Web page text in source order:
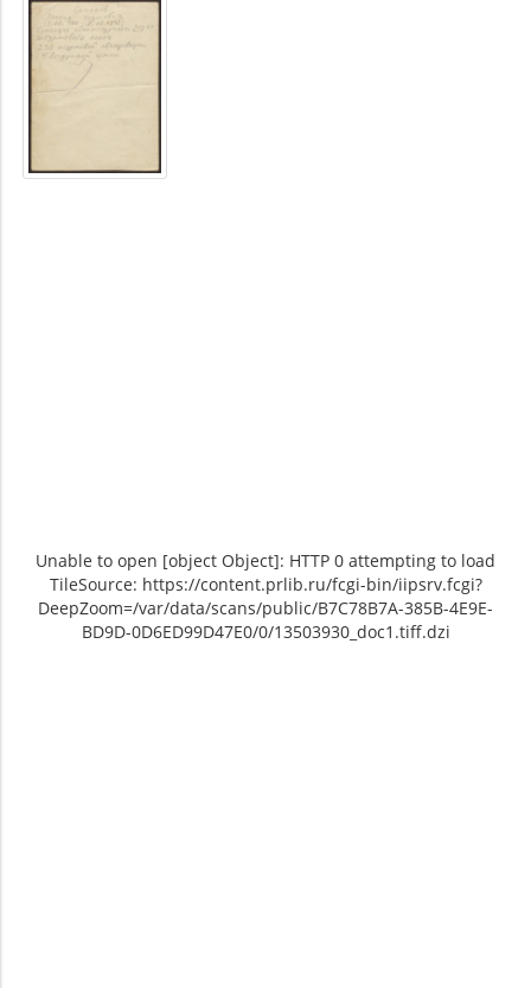
Unable to open [object Object]: HTTP 0 attempting to load
TileSource: https://content.prlib.ru/fcgi-bin/iipsrv.fcgi?
DeepZoom=/var/data/scans/public/B7C78B7A-385B-4E9E-
BD9D-0D6ED99D47E0/0/13503930_doc1.tiff.dzi